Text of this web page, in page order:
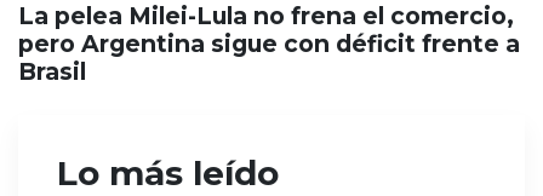
La pelea Milei-Lula no frena el comercio,
pero Argentina sigue con déficit frente a
Brasil
Lo más leído